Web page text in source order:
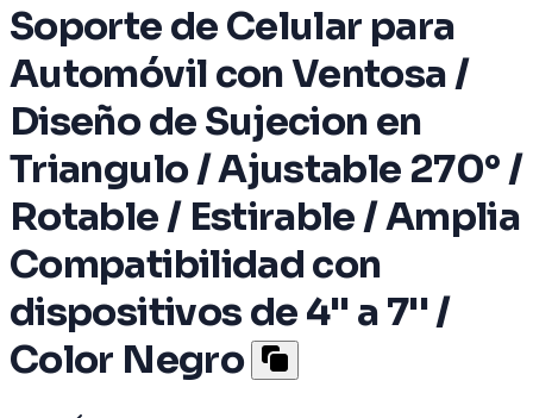
Soporte de Celular para
Automóvil con Ventosa /
Diseño de Sujecion en
Triangulo / Ajustable 270° /
Rotable / Estirable / Amplia
Compatibilidad con
dispositivos de 4'' a 7'' /
Color Negro